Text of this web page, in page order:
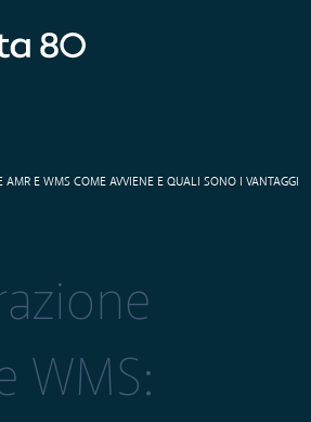
AMR E WMS COME AVVIENE E QUALI SONO I VANTAGGI
WMS: